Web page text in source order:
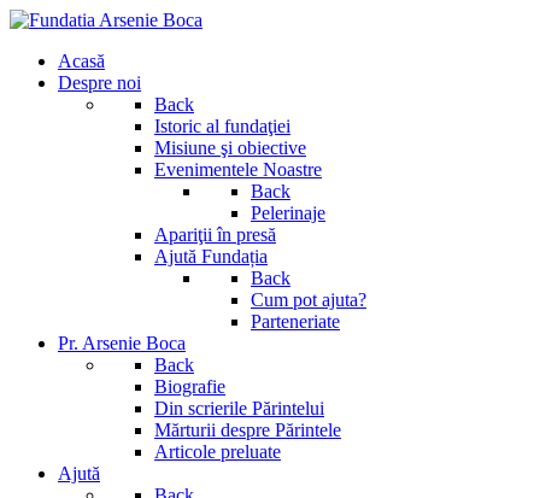
Acasă
Despre noi
Back
Istoric al fundaţiei
Misiune şi obiective
Evenimentele Noastre
Back
Pelerinaje
Apariţii în presă
Ajută Fundația
Back
Cum pot ajuta?
Parteneriate
Pr. Arsenie Boca
Back
Biografie
Din scrierile Părintelui
Mărturii despre Părintele
Articole preluate
Ajută